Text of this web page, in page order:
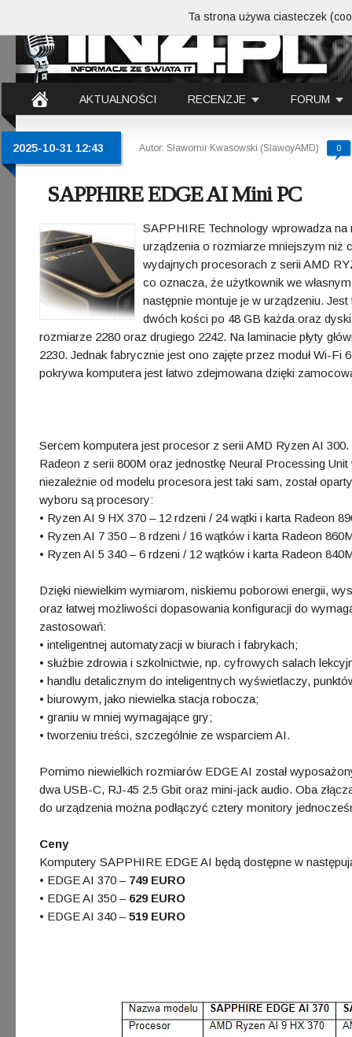
AKTUALNOŚCI RECENZJE FORUM
2025-10-31 12:43 Autor: Sławomir Kwasowski (SlawoyAMD) 0
SAPPHIRE EDGE AI Mini PC
SAPPHIRE Technology wprowadza
urządzenia o rozmiarze mniejszym niż
wydajnych procesorach z serii AMD
co oznacza, że użytkownik we
następnie montuje je w urządzeniu.
dwóch kości po 48 GB każda oraz
rozmiarze 2280 oraz drugiego 2242. Na laminacie płyty
2230. Jednak fabrycznie jest ono zajęte przez moduł Wi-
pokrywa komputera jest łatwo zdejmowana dzięki
Sercem komputera jest procesor z serii AMD Ryzen AI
Radeon z serii 800M oraz jednostkę Neural Processing
niezależnie od modelu procesora jest taki sam, został
wyboru są procesory:
• Ryzen AI 9 HX 370 – 12 rdzeni / 24 wątki i karta Radeon
• Ryzen AI 7 350 – 8 rdzeni / 16 wątków i karta Radeon
• Ryzen AI 5 340 – 6 rdzeni / 12 wątków i karta Radeon
Dzięki niewielkim wymiarom, niskiemu poborowi energii,
oraz łatwej możliwości dopasowania konfiguracji do
zastosowań:
• inteligentnej automatyzacji w biurach i fabrykach;
• służbie zdrowia i szkolnictwie, np. cyfrowych salach
• handlu detalicznym do inteligentnych wyświetlaczy,
• biurowym, jako niewielka stacja robocza;
• graniu w mniej wymagające gry;
• tworzeniu treści, szczególnie ze wsparciem AI.
Pomimo niewielkich rozmiarów EDGE AI został
dwa USB-C, RJ-45 2.5 Gbit oraz mini-jack audio. Oba
do urządzenia można podłączyć cztery monitory
Ceny
Komputery SAPPHIRE EDGE AI będą dostępne w
• EDGE AI 370 – 749 EURO
• EDGE AI 350 – 629 EURO
• EDGE AI 340 –519 EURO
Ta strona używa ciasteczek